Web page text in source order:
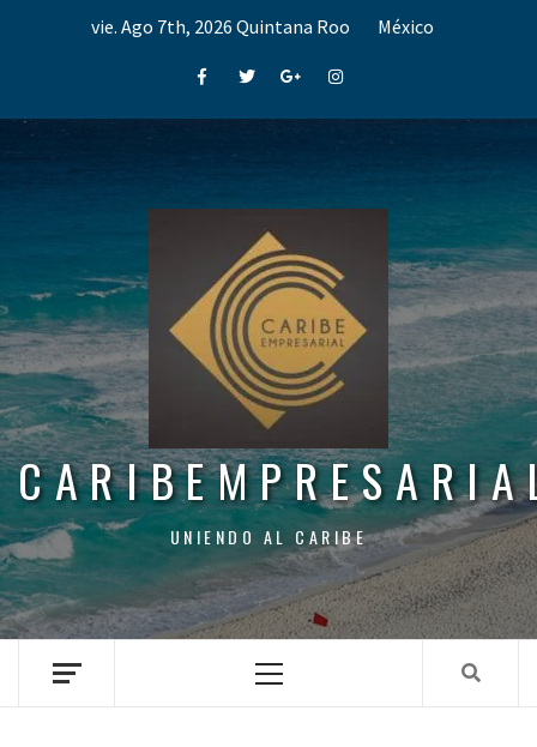
vie. Ago 7th, 2026 Quintana Roo México
FacebookTwitterGoogle+Instagram
UNIENDO AL CARIBE
Menu